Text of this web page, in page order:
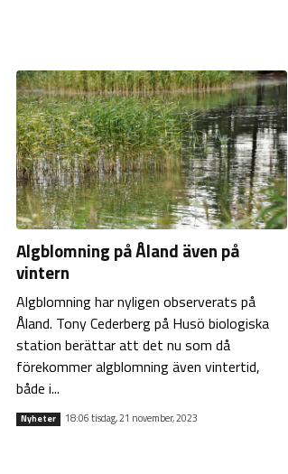
Algblomning på Åland även på
vintern
Algblomning har nyligen observerats på
Åland. Tony Cederberg på Husö biologiska
station berättar att det nu som då
förekommer algblomning även vintertid,
både i...
Nyheter 18:06 tisdag, 21 november, 2023